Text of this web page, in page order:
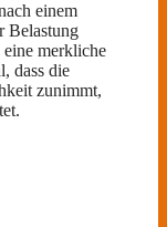
einem
Belastung
eine merkliche
dass die
zunimmt,